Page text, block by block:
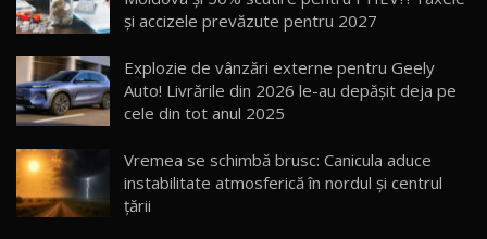
16
AutoBlogMD
13:10
17
și accizele prevăzute pentru 2027
Explozie de vânzări externe pentru Geely
Auto! Livrările din 2026 le-au depășit deja pe
cele din tot anul 2025
Vremea se schimbă brusc: Canicula aduce
instabilitate atmosferică în nordul și centrul
țării